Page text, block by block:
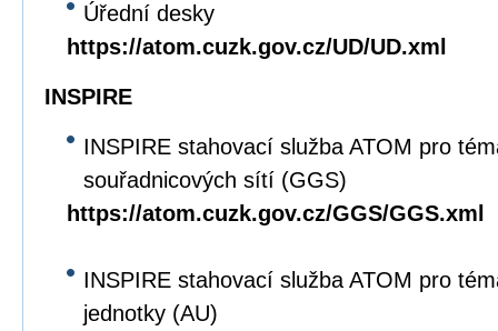
Úřední desky
https://atom.cuzk.gov.cz/UD/UD.xml
INSPIRE
INSPIRE stahovací služba ATOM pro
souřadnicových sítí (GGS)
https://atom.cuzk.gov.cz/GGS/GGS.xml
INSPIRE stahovací služba ATOM pro
jednotky (AU)